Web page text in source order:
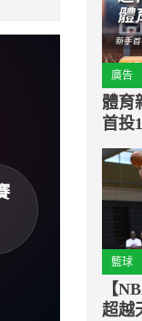
廣告
體育
首投
籃球
【
超越